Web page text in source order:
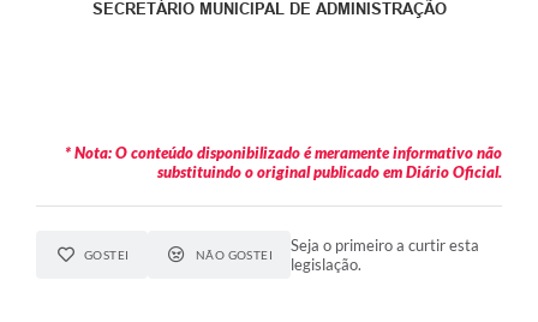
SECRETÁRIO MUNICIPAL DE ADMINISTRAÇÃO
* Nota: O conteúdo disponibilizado é meramente informativo não
substituindo o original publicado em Diário Oficial.
GOSTEI NÃO GOSTEI
Seja o primeiro a curtir esta
legislação.